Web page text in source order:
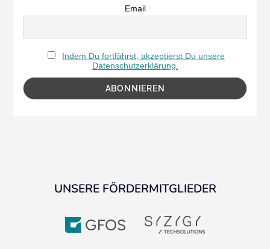
Email
Indem Du fortfährst, akzeptierst Du unsere
Datenschutzerklärung.
UNSERE FÖRDERMITGLIEDER